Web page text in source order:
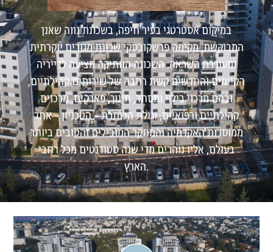
במיקום אסטרטגי בעיר חיפה, בשכונת נווה שאנן
המבוקשת, מקימה פרשקובסקי שכונת מגורים יוקרתית
ומעוררת השראה. השכונה הוותיקה מציעה לדייריה
הקיימים והחדשים קשת רחבה של שירותים קהילתיים,
ובהם מרכזי בילוי ומסחר, חינוך, פארקים, מרכזים
קהילתיים ורפואיים, וגולת הכותרת – הטכניון – אחד
ממוסדות האקדמיה והמחקר המובילים והטובים ביותר
בעולם, אליו נוהרים מדי שנה סטודנטים מכל רחבי
הארץ.